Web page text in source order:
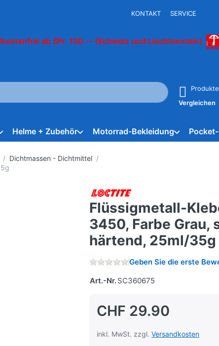
KONTAKT SERVICE
ab SFr. 150.-- (Schweiz und Liechtenstein)
Während Sie tippen, erscheinen automatisch erste
Produkte
Vergleichen
Helme + Zubehör Motorrad-Bekleidung
Dichtmassen - Dichtmittel
Flüssigmetall-
3450, Farbe Grau,
härtend, 25ml/35g
Geben Sie die erste
Art.-Nr.SC360675
CHF 29.90
inkl. MwSt. zzgl. Versandkosten